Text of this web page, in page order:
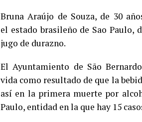
Bruna Araújo de Souza, de 30
el estado brasileño de Sao Paulo,
jugo de durazno.
El Ayuntamiento de São
vida como resultado de que la
así en la primera muerte por
Paulo, entidad en la que hay 15